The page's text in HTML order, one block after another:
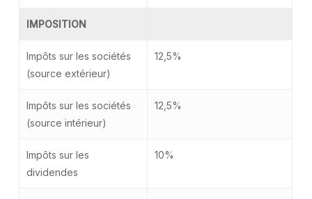
IMPOSITION
Impôts sur les sociétés
(source extérieur)
12,5%
Impôts sur les sociétés
(source intérieur)
12,5%
Impôts sur les
dividendes
10%